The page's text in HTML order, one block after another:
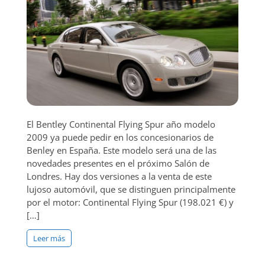
El Bentley Continental Flying Spur año modelo
2009 ya puede pedir en los concesionarios de
Benley en España. Este modelo será una de las
novedades presentes en el próximo Salón de
Londres. Hay dos versiones a la venta de este
lujoso automóvil, que se distinguen principalmente
por el motor: Continental Flying Spur (198.021 €) y
[…]
Leer más